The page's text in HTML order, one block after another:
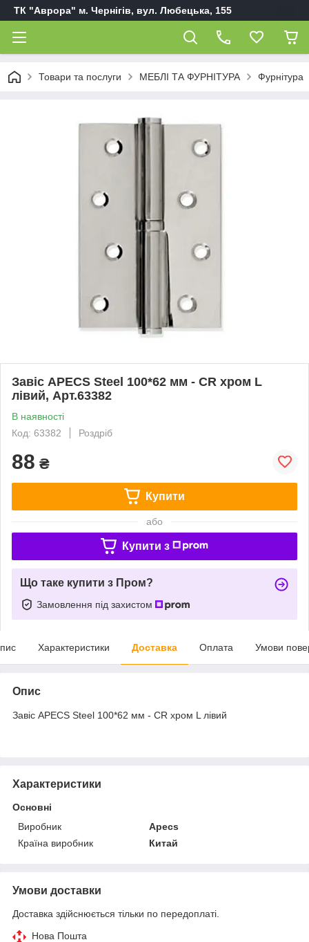
ТК "Аврора" м. Чернігів, вул. Любецька, 155
Товари та послуги МЕБЛІ ТА ФУРНІТУРА Фурнітура
Завіс APECS Steel 100*62 мм - CR хром L
лівий, Арт.63382
В наявності
Код: 63382
Роздріб
88 ₴
Купити
або
Купити з
Що таке купити з Пром?
Замовлення під захистом
Характеристики Доставка Оплата Умови
Опис
Завіс APECS Steel 100*62 мм - CR хром L лівий
Характеристики
Основні
Виробник
Apecs
Країна виробник
Китай
Умови доставки
Доставка здійснюється тільки по передоплаті.
Нова Пошта